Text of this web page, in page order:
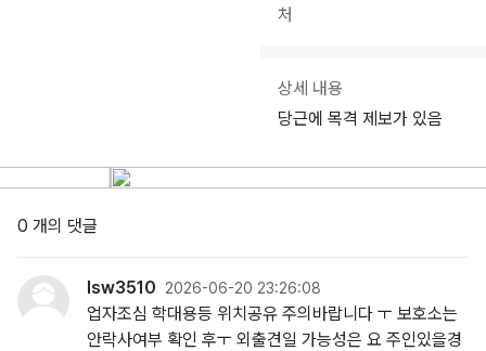
처
상세 내용
당근에 목격 제보가 있음
0 개의 댓글
lsw3510 2026-06-20 23:26:08
업자조심 학대용등 위치공유 주의바랍니다 ㅜ 보호소는
안락사여부 확인 후ㅜ 외출견일 가능성은 요 주인있을경